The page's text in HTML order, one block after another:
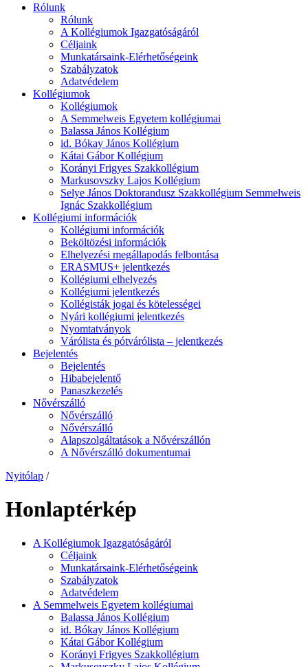
Rólunk
Rólunk
A Kollégiumok Igazgatóságáról
Céljaink
Munkatársaink-Elérhetőségeink
Szabályzatok
Adatvédelem
Kollégiumok
Kollégiumok
A Semmelweis Egyetem kollégiumai
Balassa János Kollégium
id. Bókay János Kollégium
Kátai Gábor Kollégium
Korányi Frigyes Szakkollégium
Markusovszky Lajos Kollégium
Selye János Doktorandusz Szakkollégium Semmelweis
Ignác Szakkollégium
Kollégiumi információk
Kollégiumi információk
Beköltözési információk
Elhelyezési megállapodás felbontása
ERASMUS+ jelentkezés
Kollégiumi elhelyezés
Kollégiumi jelentkezés
Kollégisták jogai és kötelességei
Nyári kollégiumi jelentkezés
Nyomtatványok
Várólista és pótvárólista – jelentkezés
Bejelentés
Bejelentés
Hibabejelentő
Panaszkezelés
Nővérszálló
Nővérszálló
Nővérszálló
Alapszolgáltatások a Nővérszállón
A Nővérszálló dokumentumai
Nyitólap /
Honlaptérkép
A Kollégiumok Igazgatóságáról
Céljaink
Munkatársaink-Elérhetőségeink
Szabályzatok
Adatvédelem
A Semmelweis Egyetem kollégiumai
Balassa János Kollégium
id. Bókay János Kollégium
Kátai Gábor Kollégium
Korányi Frigyes Szakkollégium